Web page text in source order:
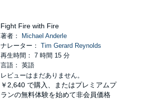
Fight Fire with Fire
著者：
Michael Anderle
ナレーター： Tim Gerard Reynolds
再生時間： 7 時間 15 分
言語： 英語
レビューはまだありません。
￥2,640 で購入、またはプレミアムプ
ランの無料体験を始めて非会員価格